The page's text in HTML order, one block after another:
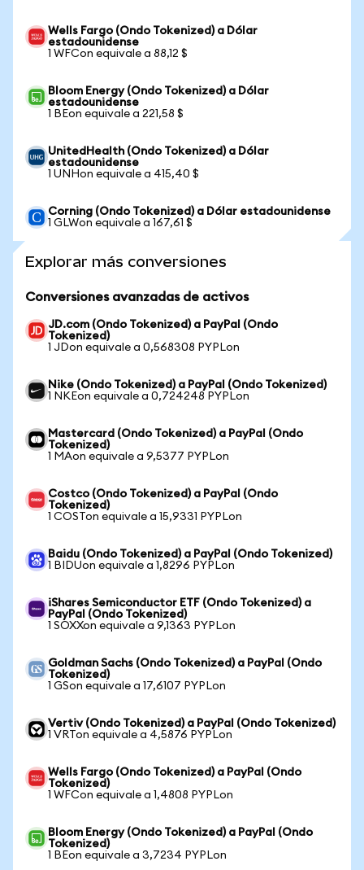
Wells Fargo (Ondo Tokenized) a Dólar
estadounidense
1 WFCon equivale a 88,12 $
Bloom Energy (Ondo Tokenized) a Dólar
estadounidense
1 BEon equivale a 221,58 $
UnitedHealth (Ondo Tokenized) a Dólar
estadounidense
1 UNHon equivale a 415,40 $
Corning (Ondo Tokenized) a Dólar estadounidense
1 GLWon equivale a 167,61 $
Explorar más conversiones
Conversiones avanzadas de activos
JD.com (Ondo Tokenized) a PayPal (Ondo
Tokenized)
1 JDon equivale a 0,568308 PYPLon
Nike (Ondo Tokenized) a PayPal (Ondo Tokenized)
1 NKEon equivale a 0,724248 PYPLon
Mastercard (Ondo Tokenized) a PayPal (Ondo
Tokenized)
1 MAon equivale a 9,5377 PYPLon
Costco (Ondo Tokenized) a PayPal (Ondo
Tokenized)
1 COSTon equivale a 15,9331 PYPLon
Baidu (Ondo Tokenized) a PayPal (Ondo Tokenized)
1 BIDUon equivale a 1,8296 PYPLon
iShares Semiconductor ETF (Ondo Tokenized) a
PayPal (Ondo Tokenized)
1 SOXXon equivale a 9,1363 PYPLon
Goldman Sachs (Ondo Tokenized) a PayPal (Ondo
Tokenized)
1 GSon equivale a 17,6107 PYPLon
Vertiv (Ondo Tokenized) a PayPal (Ondo Tokenized)
1 VRTon equivale a 4,5876 PYPLon
Wells Fargo (Ondo Tokenized) a PayPal (Ondo
Tokenized)
1 WFCon equivale a 1,4808 PYPLon
Bloom Energy (Ondo Tokenized) a PayPal (Ondo
Tokenized)
1 BEon equivale a 3,7234 PYPLon